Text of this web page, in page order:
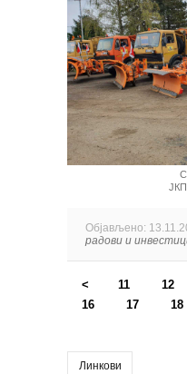
Објављено:
радови и
< 11 12
16
17 18
Линкови